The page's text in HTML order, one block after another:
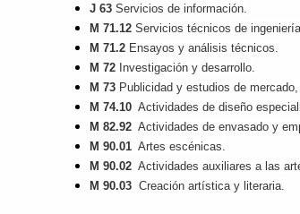
J 63Servicios de información.
M 71.12Servicios técnicos de
M 71.2Ensayos y análisis técnicos.
M 72Investigación y desarrollo.
M 73Publicidad y estudios de
M 74.10Actividades de diseño
M 82.92Actividades de envasado y
M 90.01Artes escénicas.
M 90.02Actividades auxiliares a las
M 90.03Creación artística y literaria.